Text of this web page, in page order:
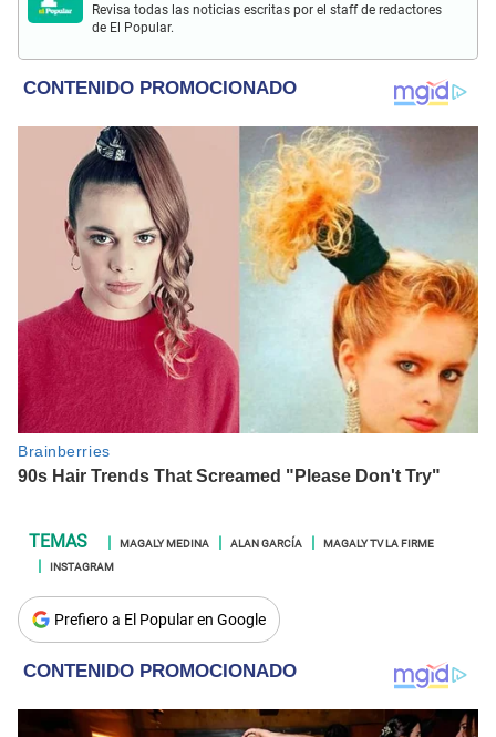
Revisa todas las noticias escritas por el staff de redactores
de El Popular.
MAGALY MEDINA ALAN GARCÍA
MAGALY TV LA FIRME
INSTAGRAM
Prefiero a El Popular en Google